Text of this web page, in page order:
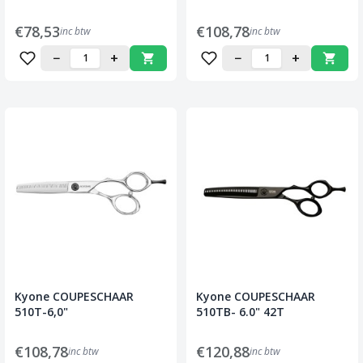
€78,53inc btw
− +
€108,78inc btw
− +
Kyone COUPESCHAAR
510T-6,0"
€108,78inc btw
Kyone COUPESCHAAR
510TB- 6.0" 42T
€120,88inc btw